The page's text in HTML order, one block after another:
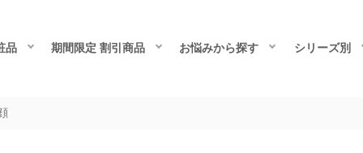
品 期間限定 割引商品 お悩みから探す シリーズ別